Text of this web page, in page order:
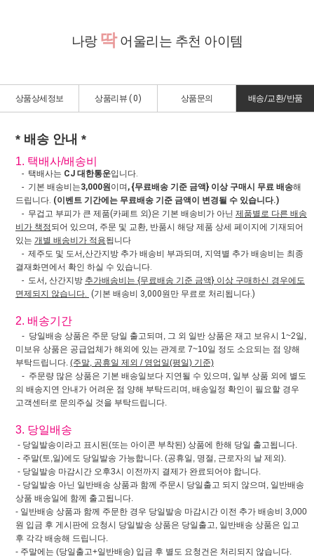
나랑 딱어울리는 추천 아이템
상품상세정보 상품리뷰 ( 0) 상품문의 배송/교환/반품
* 배송 안내 *
1. 택배사/배송비
- 택배사는 CJ 대한통운입니다.
- 기본 배송비는3,000원이며 , {무료배송 기준 금액} 이상 구매시 무료 배송해
드립니다. (이벤트 기간에는 무료배송 기준 금액이 변경될 수 있습니다.)
- 무겁고 부피가 큰 제품(카페트 외)은 기본 배송비가 아닌 제품별로 다른 배송
비가 책정되어 있으며, 주문 및 교환, 반품시 해당 제품 상세 페이지에 기재되어
있는 개별 배송비가 적용됩니다
- 제주도 및 도서,산간지방 추가 배송비 부과되며, 지역별 추가 배송비는 최종
결재화면에서 확인 하실 수 있습니다.
- 도서, 산간지방 추가배송비는 {무료배송 기준 금액} 이상 구매하신 경우에도
면제되지 않습니다. (기본 배송비 3,000원만 무료로 처리됩니다.)
2. 배송기간
- 당일배송 상품은 주문 당일 출고되며, 그 외 일반 상품은 재고 보유시 1~2일,
미보유 상품은 공급업체가 해외에 있는 관계로 7~10일 정도 소요되는 점 양해
부탁드립니다. (주말, 공휴일 제외 / 영업일(평일) 기준)
- 주문량 많은 상품은 기본 배송일보다 지연될 수 있으며, 일부 상품 외에 별도
의 배송지연 안내가 어려운 점 양해 부탁드리며, 배송일정 확인이 필요할 경우
고객센터로 문의주실 것을 부탁드립니다.
3. 당일배송
- 당일발송이라고 표시된(또는 아이콘 부착된) 상품에 한해 당일 출고됩니다.
- 주말(토,일)에도 당일발송 가능합니다. (공휴일, 명절, 근로자의 날 제외).
- 당일발송 마감시간 오후3시 이전까지 결제가 완료되어야 합니다.
- 당일발송 아닌 일반배송 상품과 함께 주문시 당일출고 되지 않으며, 일반배송
상품 배송일에 함께 출고됩니다.
- 일반배송 상품과 함께 주문한 경우 당일발송 마감시간 이전 추가 배송비 3,000
원 입금 후 게시판에 요청시 당일발송 상품은 당일출고, 일반배송 상품은 입고
후 각각 배송해 드립니다.
- 주말에는 (당일출고+일반배송) 입금 후 별도 요청건은 처리되지 않습니다.